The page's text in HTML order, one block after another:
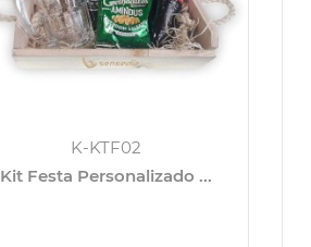
K-KTF02
Kit Festa Personalizado ...